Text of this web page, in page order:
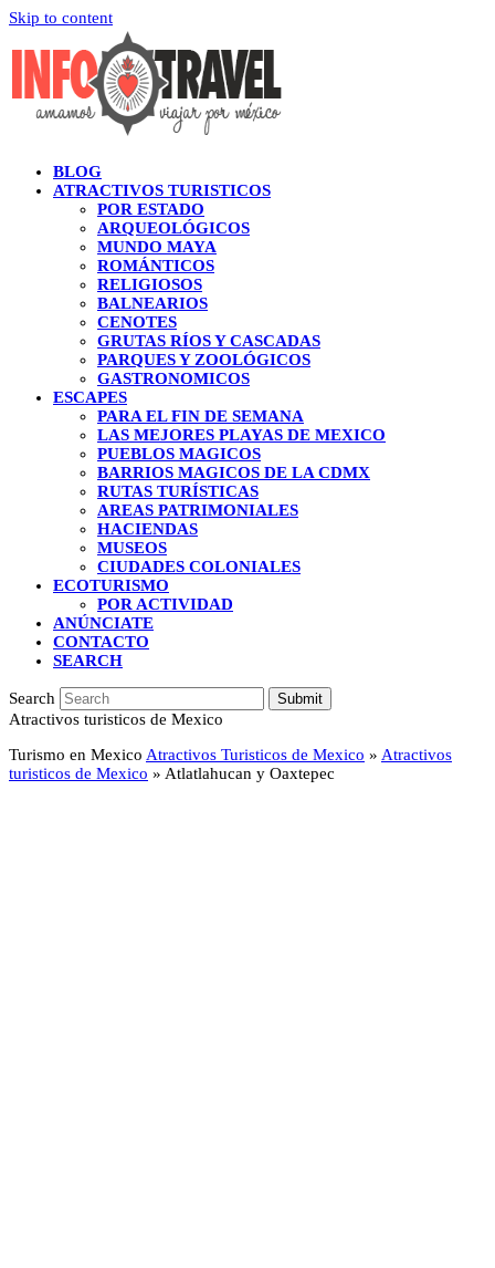
Skip to content
BLOG
ATRACTIVOS TURISTICOS
POR ESTADO
ARQUEOLÓGICOS
MUNDO MAYA
ROMÁNTICOS
RELIGIOSOS
BALNEARIOS
CENOTES
GRUTAS RÍOS Y CASCADAS
PARQUES Y ZOOLÓGICOS
GASTRONOMICOS
ESCAPES
PARA EL FIN DE SEMANA
LAS MEJORES PLAYAS DE MEXICO
PUEBLOS MAGICOS
BARRIOS MAGICOS DE LA CDMX
RUTAS TURÍSTICAS
AREAS PATRIMONIALES
HACIENDAS
MUSEOS
CIUDADES COLONIALES
ECOTURISMO
POR ACTIVIDAD
ANÚNCIATE
CONTACTO
SEARCH
Search Submit
Atractivos turisticos de Mexico
Turismo en Mexico Atractivos Turisticos de Mexico » Atractivos
turisticos de Mexico » Atlatlahucan y Oaxtepec